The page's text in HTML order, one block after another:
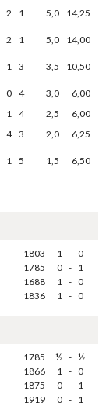
2 1 5,0 14,25
2 1 5,0 14,00
1 3 3,5 10,50
0 4 3,0
6,00
1 4 2,5
6,00
4 3 2,0 6,25
1 5 1,5 6,50
1803 1 - 0
1785 0 - 1
1688 1 - 0
1836 1 - 0
1785 ½ - ½
1866 1 - 0
1875 0 - 1
1919 0 - 1